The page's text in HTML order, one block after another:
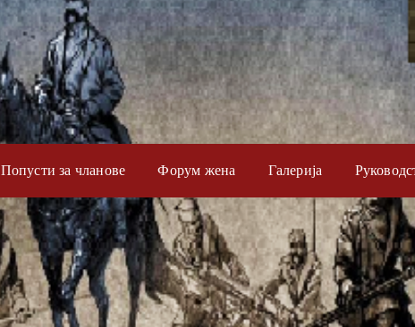
Попусти за чланове Форум жена Галерија